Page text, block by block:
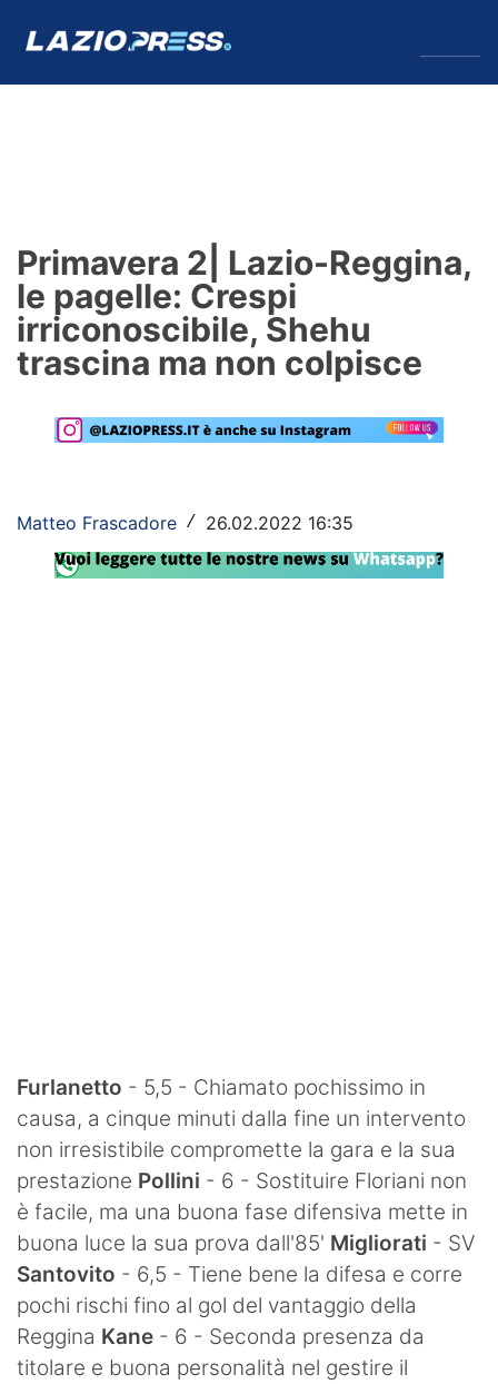
Formello
Infortuni
Primavera
Calciomercato
Rassegna Lazio
Social
Primavera 2| Lazio-Reggina,
le pagelle: Crespi
irriconoscibile, Shehu
trascina ma non colpisce
Matteo Frascadore / 26.02.2022 16:35
Furlanetto - 5,5 - Chiamato pochissimo in
causa, a cinque minuti dalla fine un intervento
non irresistibile compromette la gara e la sua
prestazione Pollini - 6 - Sostituire Floriani non
è facile, ma una buona fase difensiva mette in
buona luce la sua prova dall'85' Migliorati - SV
Santovito - 6,5 - Tiene bene la difesa e corre
pochi rischi fino al gol del vantaggio della
Reggina Kane - 6 - Seconda presenza da
titolare e buona personalità nel gestire il